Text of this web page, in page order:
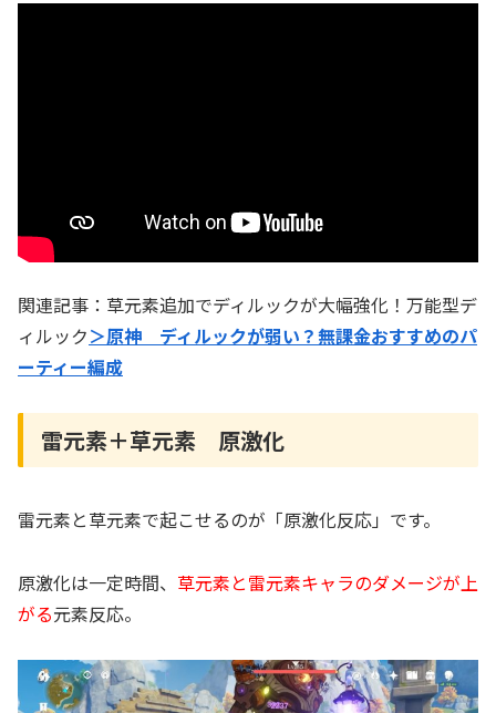
関連記事：草元素追加でディルックが大幅強化！万能型デ
ィルック＞原神 ディルックが弱い？無課金おすすめのパ
ーティー編成
雷元素＋草元素 原激化
雷元素と草元素で起こせるのが「原激化反応」です。
原激化は一定時間、 草元素と雷元素キャラのダメージが上
がる元素反応。